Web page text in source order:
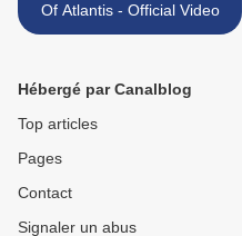
Of Atlantis - Official Video
Hébergé par Canalblog
Top articles
Pages
Contact
Signaler un abus